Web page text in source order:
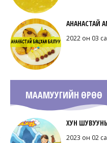
АНАНАСТАЙ
2022 он 03
МААМУУГИЙН ӨРӨӨ
ХУН
2023 он 02